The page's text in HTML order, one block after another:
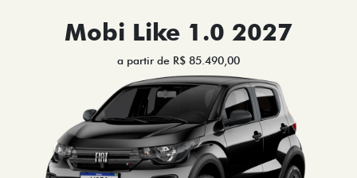
Mobi Like 1.0 2027
a partir de R$ 85.490,00